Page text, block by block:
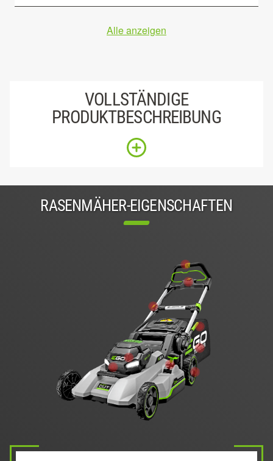
Alle anzeigen
VOLLSTÄNDIGE
PRODUKTBESCHREIBUNG
RASENMÄHER-EIGENSCHAFTEN